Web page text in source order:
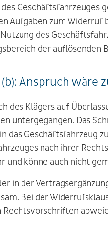
Geschäftsfahrzeuges
Aufgaben zum Widerruf
des
der auflösenden
Anspruch wäre
des Klägers auf
untergegangen. Das
das Geschäftsfahrzeug
nach ihrer
und könne auch nicht
in der
Bei der
Rechtsvorschriften